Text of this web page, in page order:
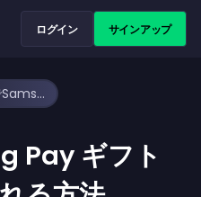
ログイン サインアップ
無料でSamsung Pay ギフトカードを手に入れる方法
Pay ギフト